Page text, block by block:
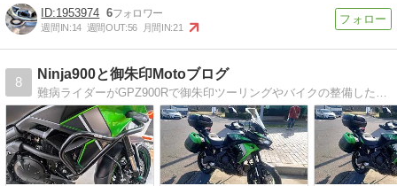
1953974 6
週間IN:14 週間OUT:56 月間IN:21
8
Ninja900と御朱印Motoブログ
難病ライダーがGPZ900Rで御朱印ツーリングやバイクの整備したりするブログです。